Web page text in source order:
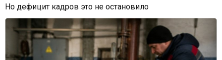
Но дефицит кадров это не остановило